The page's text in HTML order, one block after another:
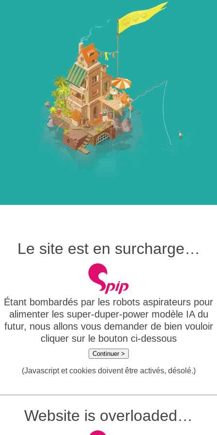
Le site est en surcharge…
Étant bombardés par les robots aspirateurs pour
alimenter les super-duper-power modèle IA du
futur, nous allons vous demander de bien vouloir
cliquer sur le bouton ci-dessous
Continuer >
(Javascript et cookies doivent être activés, désolé.)
Website is overloaded…